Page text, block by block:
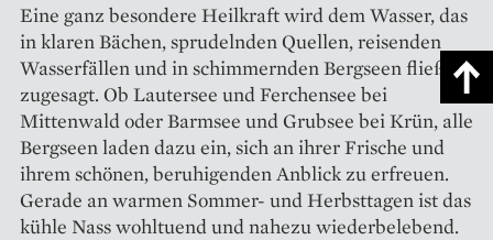
Eine ganz besondere Heilkraft wird dem Wasser, das
in klaren Bächen, sprudelnden Quellen, reisenden
Wasserfällen und in schimmernden Bergseen fließt,
zugesagt. Ob Lautersee und Ferchensee bei
Mittenwald oder Barmsee und Grubsee bei Krün, alle
Bergseen laden dazu ein, sich an ihrer Frische und
ihrem schönen, beruhigenden Anblick zu erfreuen.
Gerade an warmen Sommer- und Herbsttagen ist das
kühle Nass wohltuend und nahezu wiederbelebend.